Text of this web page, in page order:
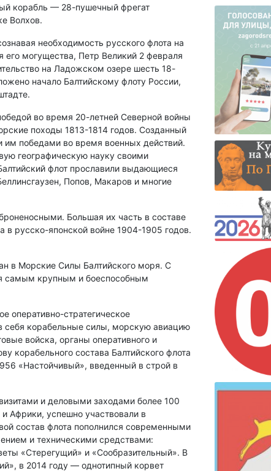
корабль — 28-пушечный фрегат
Волхов.
необходимость русского флота на
его могущества, Петр Великий 2 февраля
на Ладожском озере шесть 18-
начало Балтийскому флоту России,
во время 20-летней Северной войны
походы 1813-1814 годов. Созданный
победами во время военных действий.
географическую науку своими
флот прославили выдающиеся
Попов, Макаров и многие
Большая их часть в составе
в русско-японской войне 1904-1905 годов.
в Морские Силы Балтийского моря. С
самым крупным и боеспособным
оперативно-стратегическое
себя корабельные силы, морскую авиацию
войска, органы оперативного и
корабельного состава Балтийского флота
«Настойчивый», введенный в строй в
и деловыми заходами более 100
Африки, успешно участвовали в
состав флота пополнился современными
и техническими средствами:
«Стерегущий» и «Сообразительный». В
в 2014 году — однотипный корвет